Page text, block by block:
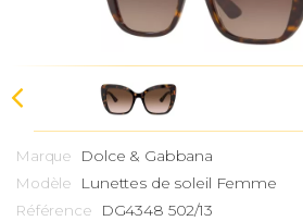
Marque Dolce & Gabbana
Modèle Lunettes de soleil Femme
Référence DG4348 502/13